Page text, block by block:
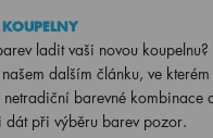
ladit vaši novou koupelnu?
dalším článku, ve kterém
barevné kombinace
dát při výběru barev pozor.